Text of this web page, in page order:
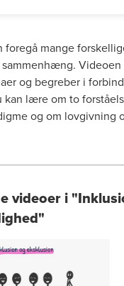
foregå mange
Videoen
og begreber i
kan lære om to
og om lovgivning
videoer i